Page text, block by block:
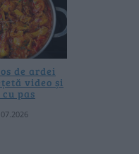
de ardei
video și
cu pas